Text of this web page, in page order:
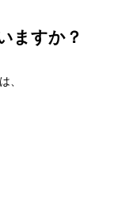
ますか？
、